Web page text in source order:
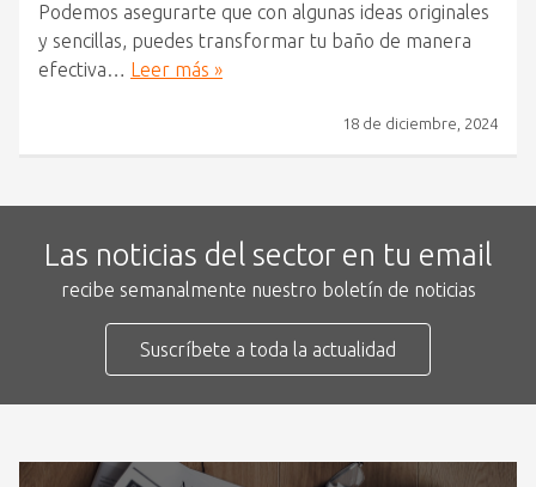
Podemos asegurarte que con algunas ideas originales
y sencillas, puedes transformar tu baño de manera
efectiva…
Leer más »
18 de diciembre, 2024
Las noticias del sector en tu email
recibe semanalmente nuestro boletín de noticias
Suscríbete a toda la actualidad